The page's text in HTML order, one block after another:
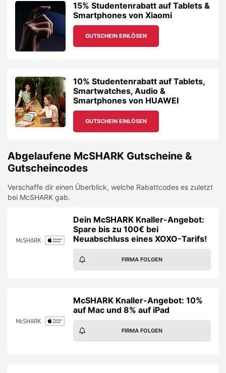
15% Studentenrabatt auf Tablets &
Smartphones von Xiaomi
GUTSCHEIN EINLÖSEN
10% Studentenrabatt auf Tablets,
Smartwatches, Audio &
Smartphones von HUAWEI
GUTSCHEIN EINLÖSEN
Abgelaufene McSHARK Gutscheine &
Gutscheincodes
Verschaffe dir einen Überblick, welche Rabattcodes es zuletzt
bei McSHARK gab.
Dein McSHARK Knaller-Angebot:
Spare bis zu 100€ bei
Neuabschluss eines XOXO-Tarifs!
FIRMA FOLGEN
McSHARK Knaller-Angebot: 10%
auf Mac und 8% auf iPad
FIRMA FOLGEN